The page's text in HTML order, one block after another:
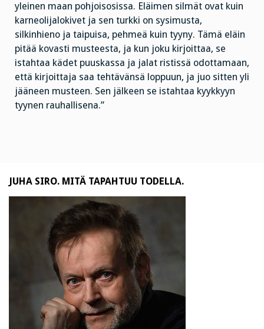
yleinen maan pohjoisosissa. Eläimen silmät ovat kuin
karneolijalokivet ja sen turkki on sysimusta,
silkinhieno ja taipuisa, pehmeä kuin tyyny. Tämä eläin
pitää kovasti musteesta, ja kun joku kirjoittaa, se
istahtaa kädet puuskassa ja jalat ristissä odottamaan,
että kirjoittaja saa tehtävänsä loppuun, ja juo sitten yli
jääneen musteen. Sen jälkeen se istahtaa kyykkyyn
tyynen rauhallisena.”
JUHA SIRO. MITÄ TAPAHTUU TODELLA.